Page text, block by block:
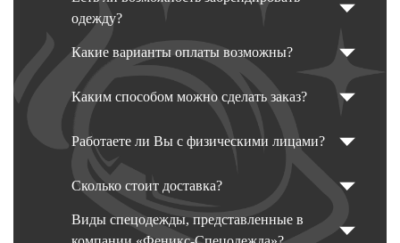
одежду?
Какие варианты оплаты возможны?
Каким способом можно сделать заказ?
Работаете ли Вы с физическими лицами?
Сколько стоит доставка?
Виды спецодежды, представленные в